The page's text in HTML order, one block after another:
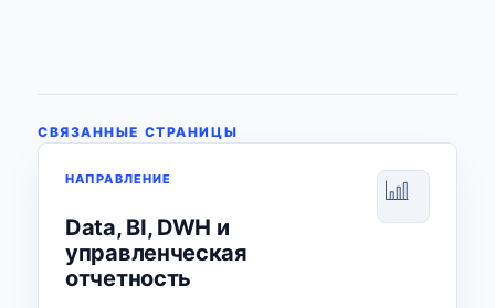
СВЯЗАННЫЕ СТРАНИЦЫ
НАПРАВЛЕНИЕ
Data, BI, DWH и
управленческая
отчетность